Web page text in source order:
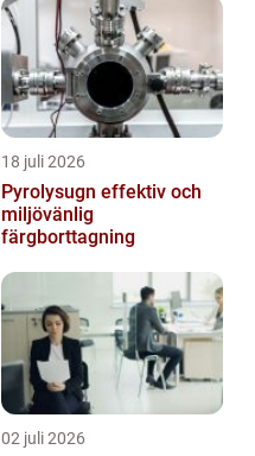
18 juli 2026
Pyrolysugn effektiv och
miljövänlig
färgborttagning
02 juli 2026